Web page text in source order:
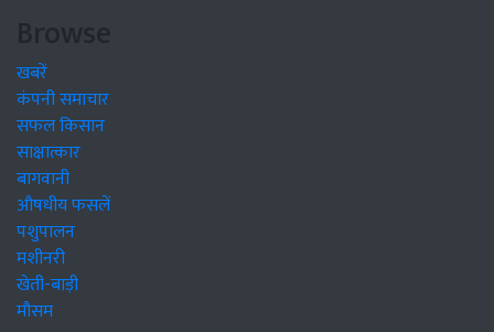
Browse
खबरें
कंपनी समाचार
सफल किसान
साक्षात्कार
बागवानी
औषधीय फसलें
पशुपालन
मशीनरी
खेती-बाड़ी
मौसम